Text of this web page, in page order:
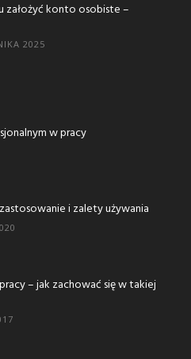
założyć konto osobiste –
2025
w pracy
i zalety używania
– jak zachować się w takiej